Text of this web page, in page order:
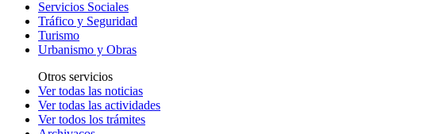
Servicios Sociales
Tráfico y Seguridad
Turismo
Urbanismo y Obras
Otros servicios
Ver todas las noticias
Ver todas las actividades
Ver todos los trámites